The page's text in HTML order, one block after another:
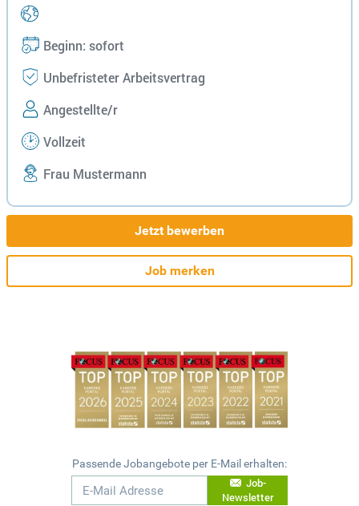
Beginn: sofort
Unbefristeter Arbeitsvertrag
Angestellte/r
Vollzeit
Frau Mustermann
Jetzt bewerben
Job merken
Passende Jobangebote per E-Mail erhalten:
Job-
Newsletter